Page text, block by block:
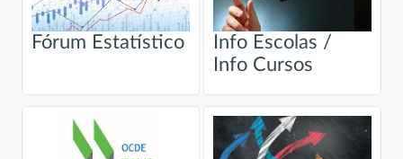
Fórum Estatístico
Info Escolas /
Info Cursos